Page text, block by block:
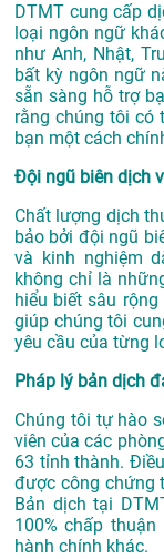
DTMT cung cấp
loại ngôn ngữ
như Anh, Nhật,
bất kỳ ngôn ngữ
sẵn sàng hỗ trợ
rằng chúng tôi có
bạn một cách
Đội ngũ biên dịch
Chất lượng dịch
bảo bởi đội ngũ
và kinh nghiệm
không chỉ là
hiểu biết sâu
giúp chúng tôi
yêu cầu của từng
Pháp lý bản dịch
Chúng tôi tự hào
viên của các
63 tỉnh thành.
được công chứng
Bản dịch tại
100% chấp
hành chính khác.